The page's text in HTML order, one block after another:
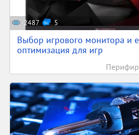
2487 5
Выбор игрового монитора и
оптимизация для игр